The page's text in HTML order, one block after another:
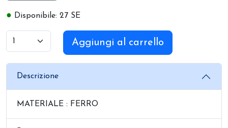
● Disponibile: 27 SE
Aggiungi al carrello
Descrizione
MATERIALE : FERRO